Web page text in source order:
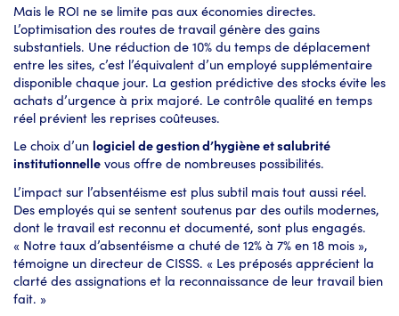
Mais le ROI ne se limite pas aux économies directes.
L’optimisation des routes de travail génère des gains
substantiels. Une réduction de 10% du temps de déplacement
entre les sites, c’est l’équivalent d’un employé supplémentaire
disponible chaque jour. La gestion prédictive des stocks évite les
achats d’urgence à prix majoré. Le contrôle qualité en temps
réel prévient les reprises coûteuses.
Le choix d’un logiciel de gestion d’hygiène et salubrité
institutionnelle vous offre de nombreuses possibilités.
L’impact sur l’absentéisme est plus subtil mais tout aussi réel.
Des employés qui se sentent soutenus par des outils modernes,
dont le travail est reconnu et documenté, sont plus engagés.
« Notre taux d’absentéisme a chuté de 12% à 7% en 18 mois »,
témoigne un directeur de CISSS. « Les préposés apprécient la
clarté des assignations et la reconnaissance de leur travail bien
fait. »